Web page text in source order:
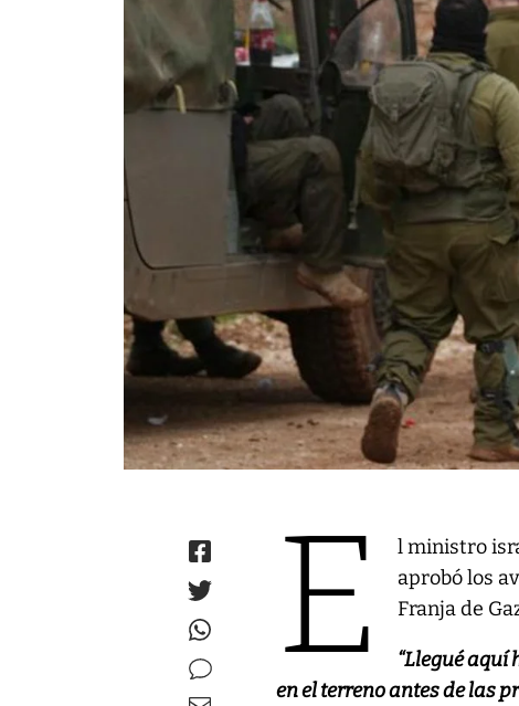
E
l ministro
aprobó los
Franja de
“Llegué aquí
en el terreno antes de las